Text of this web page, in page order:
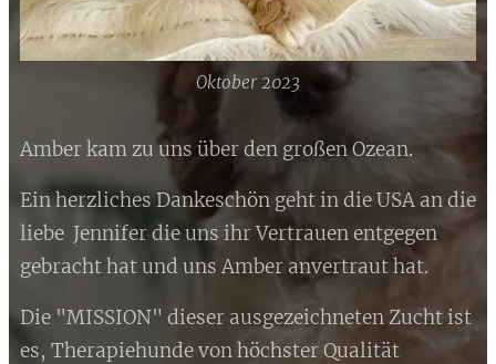
Oktober 2023
Amber kam zu uns über den großen Ozean.
Ein herzliches Dankeschön geht in die USA an die
liebe Jennifer die uns ihr Vertrauen entgegen
gebracht hat und uns Amber anvertraut hat.
Die "MISSION" dieser ausgezeichneten Zucht ist
es, Therapiehunde von höchster Qualität